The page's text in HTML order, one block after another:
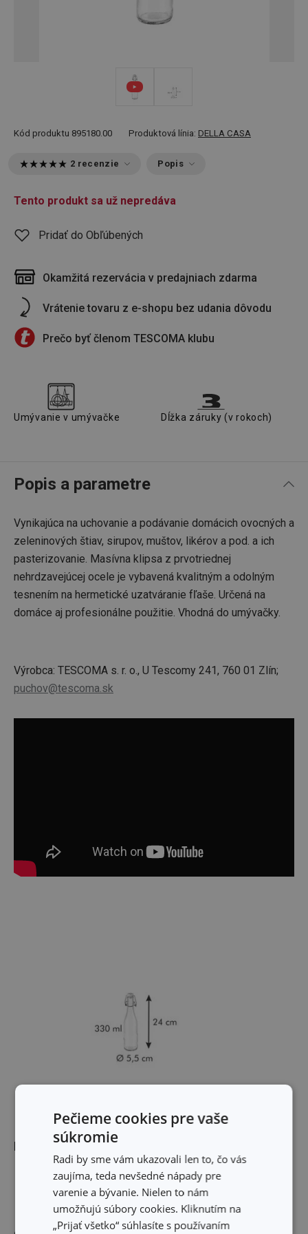
Kód produktu 895180.00 Produktová línia: DELLA CASA
2 recenzie Popis
Tento produkt sa už nepredáva
Pridať do Obľúbených
Okamžitá rezervácia v predajniach zdarma
Vrátenie tovaru z e-shopu bez udania dôvodu
Prečo byť členom TESCOMA klubu
Umývanie v umývačke Dĺžka záruky (v rokoch)
Popis a parametre
Vynikajúca na uchovanie a podávanie domácich ovocných a
zeleninových štiav, sirupov, muštov, likérov a pod. a ich
pasterizovanie. Masívna klipsa z prvotriednej
nehrdzavejúcej ocele je vybavená kvalitným a odolným
tesnením na hermetické uzatváranie fľaše. Určená na
domáce aj profesionálne použitie. Vhodná do umývačky.
Výrobca: TESCOMA s. r. o., U Tescomy 241, 760 01 Zlín;
puchov@tescoma.sk
Rozmery
OBJEM (L)
Pečieme cookies pre vaše
súkromie
Radi by sme vám ukazovali len to, čo vás
zaujíma, teda nevšedné nápady pre
varenie a bývanie. Nielen to nám
umožňujú súbory cookies. Kliknutím na
„Prijať všetko“ súhlasíte s používaním